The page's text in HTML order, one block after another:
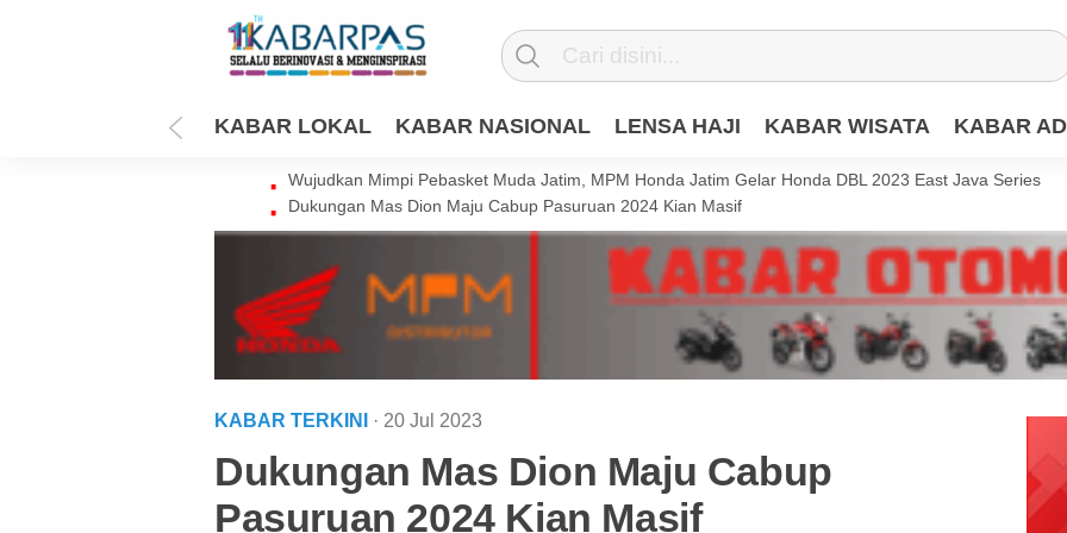
KABAR LOKAL KABAR NASIONAL LENSA HAJI KABAR WISATA KABAR
Wujudkan Mimpi Pebasket Muda Jatim, MPM Honda Jatim Gelar Honda DBL 2023 East Java Series
Dukungan Mas Dion Maju Cabup Pasuruan 2024 Kian Masif
KABAR TERKINI · 20 Jul 2023
Dukungan Mas Dion Maju Cabup
Pasuruan 2024 Kian Masif